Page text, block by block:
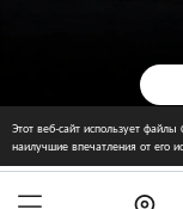
Этот веб-сайт использует
наилучшие впечатления от его